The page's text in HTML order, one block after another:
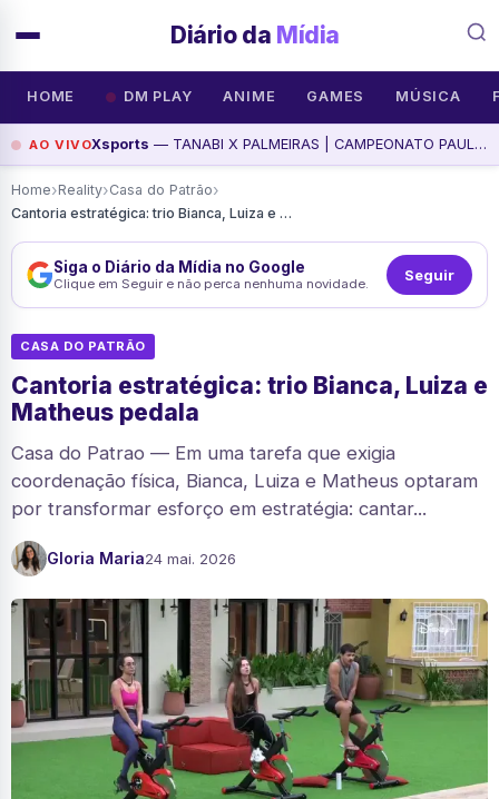
Diário da Mídia
HOME DM PLAY ANIME GAMES MÚSICA
AO VIVOXsports — TANABI X PALMEIRAS | CAMPEONATO PAULISTA SUB-20 | E COM IMAGENS, assista agora
Home›Reality›Casa do Patrão›
Cantoria estratégica: trio Bianca, Luiza e Matheus pedala
Siga o Diário da Mídia no Google
Clique em Seguir e não perca nenhuma novidade. Seguir
CASA DO PATRÃO
Cantoria estratégica: trio Bianca, Luiza e
Matheus pedala
Casa do Patrao — Em uma tarefa que exigia
coordenação física, Bianca, Luiza e Matheus optaram
por transformar esforço em estratégia: cantar...
Gloria Maria24 mai. 2026